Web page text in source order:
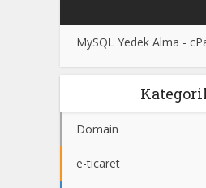
MySQL Yedek Alma -
Domain
e-ticaret